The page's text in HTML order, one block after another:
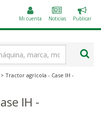
Mi cuenta Noticias
un
Publicar
> Tractor agrícola - Case IH -
IH -